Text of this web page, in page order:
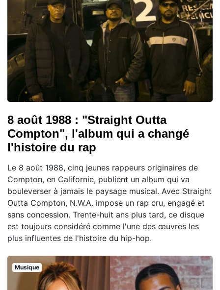
8 août 1988 : "Straight Outta
Compton", l'album qui a changé
l'histoire du rap
Le 8 août 1988, cinq jeunes rappeurs originaires de
Compton, en Californie, publient un album qui va
bouleverser à jamais le paysage musical. Avec Straight
Outta Compton, N.W.A. impose un rap cru, engagé et
sans concession. Trente-huit ans plus tard, ce disque
est toujours considéré comme l'une des œuvres les
plus influentes de l'histoire du hip-hop.
Musique